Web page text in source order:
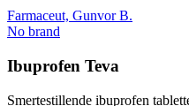
Farmaceut, Gunvor B.
No brand
Ibuprofen Teva
Smertestillende ibuprofen